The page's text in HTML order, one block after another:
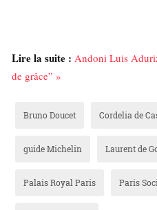
Lire la suite : Andoni Luis
de grâce” »
Bruno Doucet Cordelia de
guide Michelin Laurent de
Palais Royal Paris Paris